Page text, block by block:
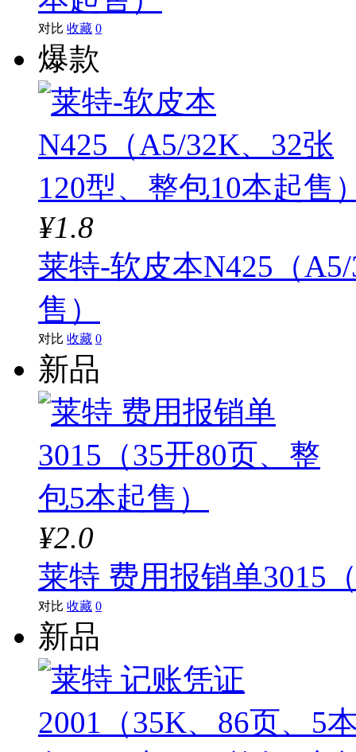
对比 收藏 0
爆款
¥1.8
莱特-软皮本N425（
售）
对比 收藏 0
新品
¥2.0
莱特 费用报销单3015
对比 收藏 0
新品